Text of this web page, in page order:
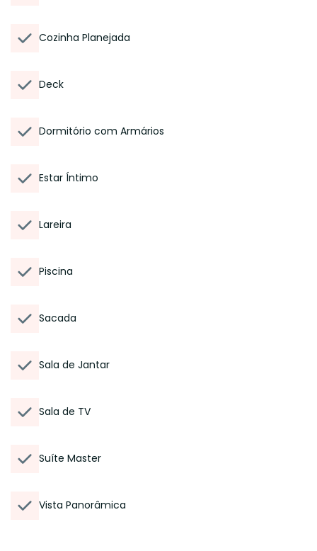
Cozinha Planejada
Deck
Dormitório com Armários
Estar Íntimo
Lareira
Piscina
Sacada
Sala de Jantar
Sala de TV
Suíte Master
Vista Panorâmica